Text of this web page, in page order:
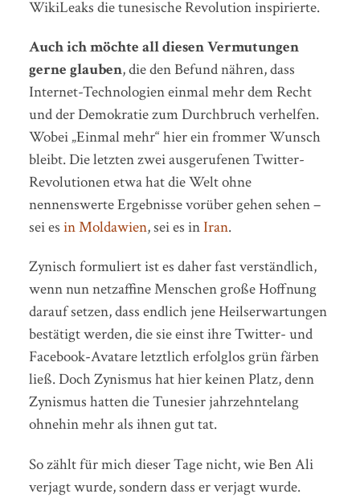
WikiLeaks die tunesische Revolution inspirierte.
Auch ich möchte all diesen Vermutungen
gerne glauben, die den Befund nähren, dass
Internet-Technologien einmal mehr dem Recht
und der Demokratie zum Durchbruch verhelfen.
Wobei „Einmal mehr“ hier ein frommer Wunsch
bleibt. Die letzten zwei ausgerufenen Twitter-
Revolutionen etwa hat die Welt ohne
nennenswerte Ergebnisse vorüber gehen sehen –
sei es in Moldawien, sei es inIran.
Zynisch formuliert ist es daher fast verständlich,
wenn nun netzaffine Menschen große Hoffnung
darauf setzen, dass endlich jene Heilserwartungen
bestätigt werden, die sie einst ihre Twitter- und
Facebook-Avatare letztlich erfolglos grün färben
ließ. Doch Zynismus hat hier keinen Platz, denn
Zynismus hatten die Tunesier jahrzehntelang
ohnehin mehr als ihnen gut tat.
So zählt für mich dieser Tage nicht, wie Ben Ali
verjagt wurde, sondern dass er verjagt wurde.